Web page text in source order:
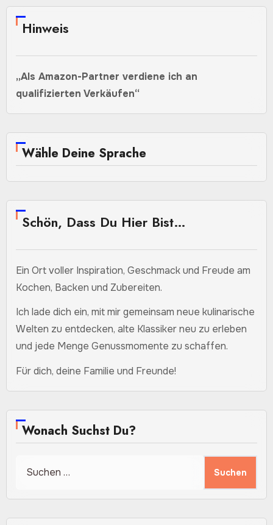
Hinweis
„Als Amazon-Partner verdiene ich an
qualifizierten Verkäufen“
Wähle Deine Sprache
Schön, Dass Du Hier Bist…
Ein Ort voller Inspiration, Geschmack und Freude am
Kochen, Backen und Zubereiten.
Ich lade dich ein, mit mir gemeinsam neue kulinarische
Welten zu entdecken, alte Klassiker neu zu erleben
und jede Menge Genussmomente zu schaffen.
Für dich, deine Familie und Freunde!
Wonach Suchst Du?